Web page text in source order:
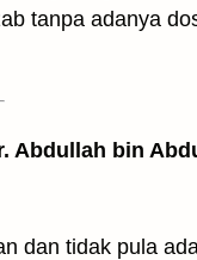
tanpa adanya
Abdullah bin
dan tidak pula